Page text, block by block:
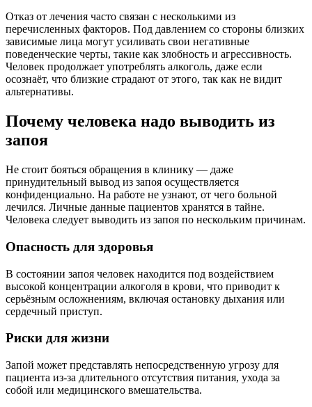
Отказ от лечения часто связан с несколькими из
перечисленных факторов. Под давлением со стороны близких
зависимые лица могут усиливать свои негативные
поведенческие черты, такие как злобность и агрессивность.
Человек продолжает употреблять алкоголь, даже если
осознаёт, что близкие страдают от этого, так как не видит
альтернативы.
Почему человека надо выводить из
запоя
Не стоит бояться обращения в клинику — даже
принудительный вывод из запоя осуществляется
конфиденциально. На работе не узнают, от чего больной
лечился. Личные данные пациентов хранятся в тайне.
Человека следует выводить из запоя по нескольким причинам.
Опасность для здоровья
В состоянии запоя человек находится под воздействием
высокой концентрации алкоголя в крови, что приводит к
серьёзным осложнениям, включая остановку дыхания или
сердечный приступ.
Риски для жизни
Запой может представлять непосредственную угрозу для
пациента из-за длительного отсутствия питания, ухода за
собой или медицинского вмешательства.